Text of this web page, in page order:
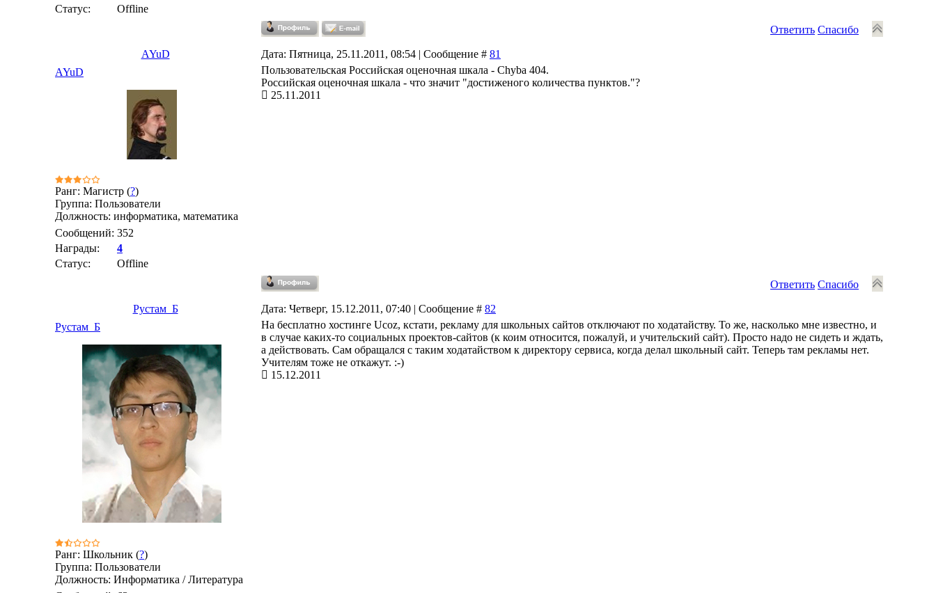
Статус:
Offline
Ответить Спасибо
AYuD Дата: Пятница, 25.11.2011, 08:54 | Сообщение # 81
AYuD
Ранг: Магистр (?)
Группа: Пользователи
Должность: информатика, математика
Сообщений: 352
Награды:
4
Статус:
Offline
Пользовательская Российская оценочная шкала - Chyba 404.
Российская оценочная шкала - что значит "достиженого количества пунктов."?
25.11.2011
Ответить Спасибо
Рустам_Б Дата: Четверг, 15.12.2011, 07:40 | Сообщение # 82
Рустам_Б
Ранг: Школьник (?)
Группа: Пользователи
Должность: Информатика / Литература
На бесплатно хостинге Ucoz, кстати, рекламу для школьных сайтов отключают по ходатайству. То же, насколько мне известно, и
в случае каких-то социальных проектов-сайтов (к коим относится, пожалуй, и учительский сайт). Просто надо не сидеть и ждать,
а действовать. Сам обращался с таким ходатайством к директору сервиса, когда делал школьный сайт. Теперь там рекламы нет.
Учителям тоже не откажут. :-)
15.12.2011